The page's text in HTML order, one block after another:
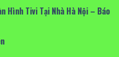
Hình Tivi Tại Nhà Hà Nội – Báo